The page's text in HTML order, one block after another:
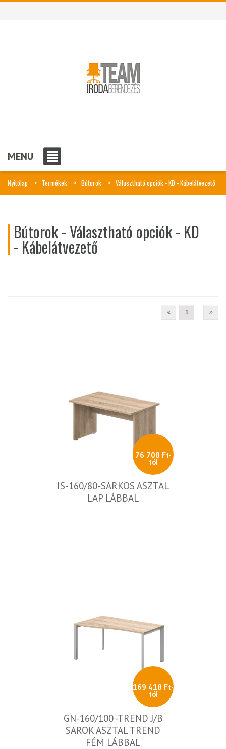
MENU
Nyitólap Termékek Bútorok Választható opciók - KD - Kábelátvezető
Bútorok - Választható opciók - KD
- Kábelátvezető
1
76 708 Ft-
tól
IS-160/80-SARKOS ASZTAL
LAP LÁBBAL
169 418 Ft-
tól
GN-160/100 -TREND J/B
SAROK ASZTAL TREND
FÉM LÁBBAL